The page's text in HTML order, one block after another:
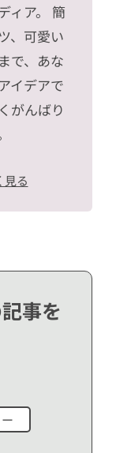
ィア。 簡
、可愛い
で、あな
イデアで
がんばり
見る
事を